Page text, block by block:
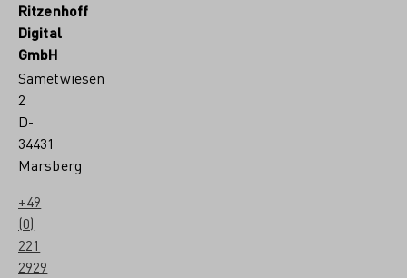
Ritzenhoff
Digital
GmbH
Sametwiesen
2
D-
34431
Marsberg
+49
(0)
221
2929